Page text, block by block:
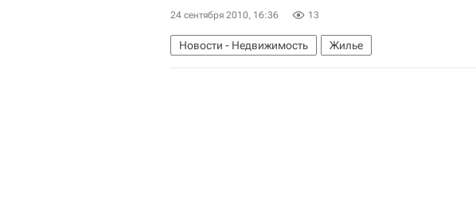
24 сентября 2010, 16:36 13
Новости - Недвижимость Жилье